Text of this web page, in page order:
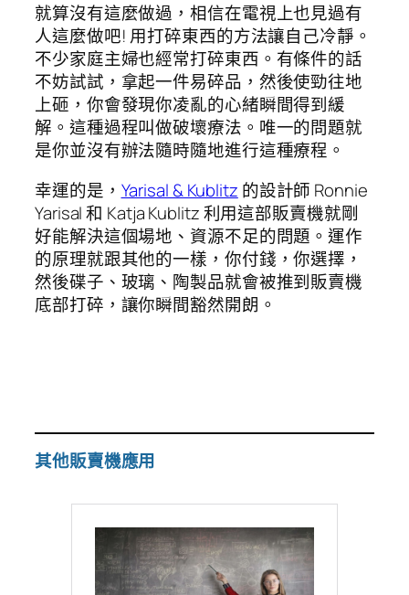
就算沒有這麼做過，相信在電視上也見過有
人這麼做吧! 用打碎東西的方法讓自己冷靜。
不少家庭主婦也經常打碎東西。有條件的話
不妨試試，拿起一件易碎品，然後使勁往地
上砸，你會發現你凌亂的心緒瞬間得到緩
解。這種過程叫做破壞療法。唯一的問題就
是你並沒有辦法隨時隨地進行這種療程。
幸運的是， Yarisal & Kublitz 的設計師 Ronnie
Yarisal 和 Katja Kublitz 利用這部販賣機就剛
好能解決這個場地、資源不足的問題。運作
的原理就跟其他的一樣，你付錢，你選擇，
然後碟子、玻璃、陶製品就會被推到販賣機
底部打碎，讓你瞬間豁然開朗。
其他販賣機應用